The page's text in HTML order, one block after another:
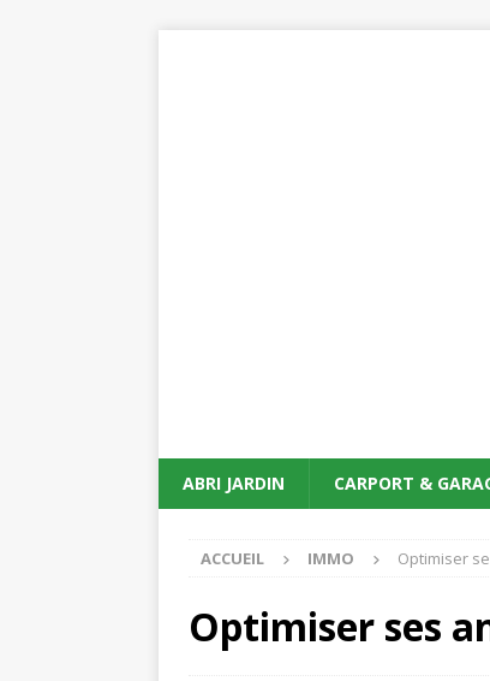
ABRI JARDIN CARPORT &
ACCUEIL IMMO Optimiser
Optimiser ses